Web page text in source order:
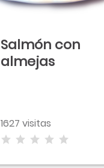
Salmón con
almejas
1627 visitas